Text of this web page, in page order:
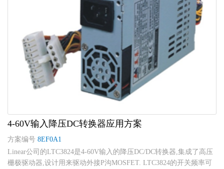
4-60V输入降压DC转换器应用方案
方案编号 8EF0A1
Linear公司的LTC3824是4-60V输入的降压DC/DC转换器,集成了高压
栅极驱动器,设计用来驱动外接P沟MOSFET. LTC3824的开关频率可